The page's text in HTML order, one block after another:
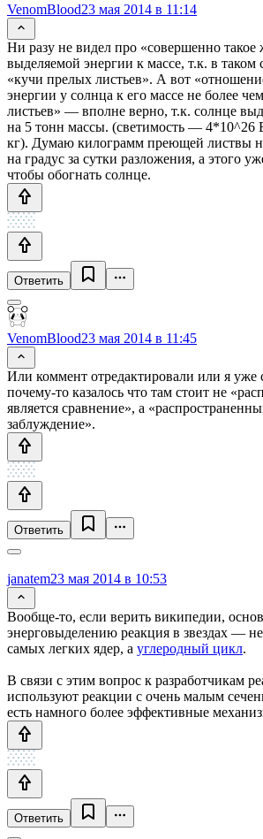
VenomBlood23 мая 2014 в 11:14
Ни разу не видел про «совершенно
выделяемой энергии к массе, т.к. в таком
«кучи прелых листьев». А вот
энергии у солнца к его массе не более
листьев» — вполне верно, т.к. солнце
на 5 тонн массы. (светимость —
кг). Думаю килограмм преющей листвы
на градус за сутки разложения, а этого
чтобы обогнать солнце.
Ответить
VenomBlood23 мая 2014 в 11:45
Или коммент отредактировали или я уже
почему-то казалось что там стоит не
является сравнение», а
заблуждение».
Ответить
janatem23 мая 2014 в 10:53
Вообще-то, если верить википедии,
энерговыделению реакция в звездах —
самых легких ядер, а углеродный цикл.
В связи с этим вопрос к разработчикам
используют реакции с очень малым
есть намного более эффективные
Ответить